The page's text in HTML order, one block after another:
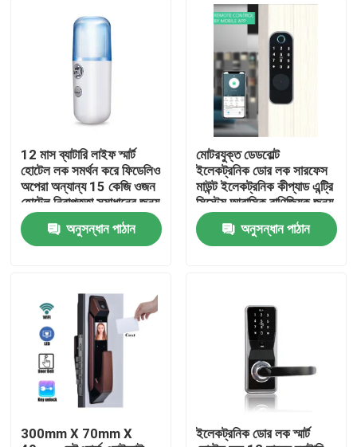
বাড়ি
পণ্য
ভিডিও
12 মাস ব্যাটারি লাইফ স্মার্ট
হোটেল লক সমর্থন করে ফিডেলিও
অপেরা অন্যান্য 15 কেজি ওজন
হোটেল নিরাপত্তা সমাধানের জন্য
উপযুক্ত
অনুসন্ধান পাঠান
মোটরযুক্ত ডেডবোল্ট
ইলেকট্রনিক ডোর লক সারফেস
মাউন্ট ইলেকট্রনিক কীপ্যাড এন্ট্রি
সিস্টেম আবাসিক বাণিজ্যিক জন্য
ডিজাইন করা
অনুসন্ধান পাঠান
300mm X 70mm X
ইলেকট্রনিক ডোর লক স্মার্ট